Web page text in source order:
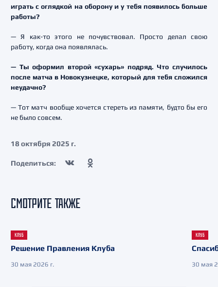
играть с оглядкой на оборону и у тебя появилось больше
работы?
— Я как-то этого не почувствовал. Просто делал свою
работу, когда она появлялась.
— Ты оформил второй «сухарь» подряд. Что случилось
после матча в Новокузнецке, который для тебя сложился
неудачно?
— Тот матч вообще хочется стереть из памяти, будто бы его
не было совсем.
18 октября 2025 г.
Поделиться:
СМОТРИТЕ ТАКЖЕ
КЛУБ
Решение Правления Клуба
30 мая 2026 г.
КЛУБ
30 мая